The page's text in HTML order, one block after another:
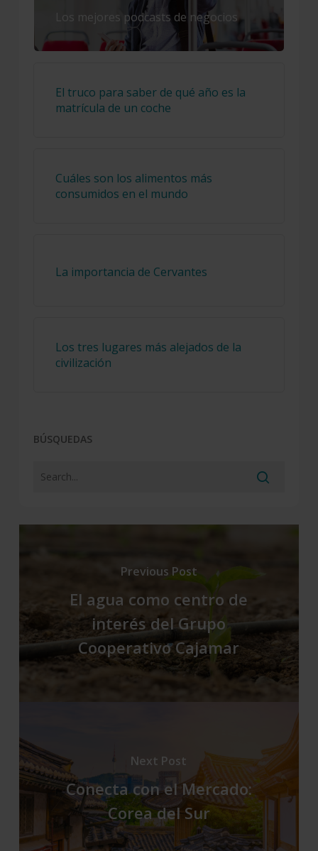
Los mejores podcasts de negocios
El truco para saber de qué año es la
matrícula de un coche
Cuáles son los alimentos más
consumidos en el mundo
La importancia de Cervantes
Los tres lugares más alejados de la
civilización
BÚSQUEDAS
Previous Post
El agua como centro de
interés del Grupo
Cooperativo Cajamar
Next Post
Conecta con el Mercado:
Corea del Sur